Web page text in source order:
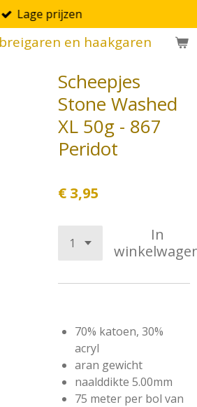
en haakgaren
Lage prijzen
Scheepjes
Stone Washed
XL 50g - 867
Peridot
€ 3,95
In
70% katoen, 30%
acryl
aran gewicht
naalddikte 5.00mm
75 meter per bol van